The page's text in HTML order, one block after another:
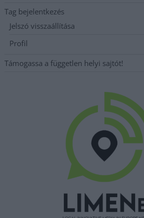
Tag bejelentkezés
Jelszó visszaállítása
Profil
Támogassa a független helyi sajtót!